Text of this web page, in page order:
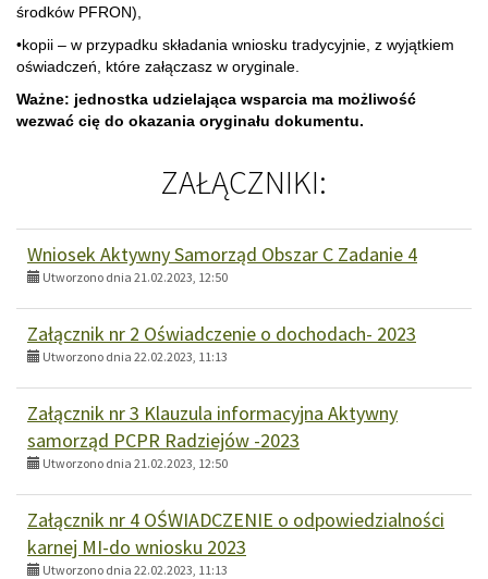
środków PFRON),
•kopii – w przypadku składania wniosku tradycyjnie, z wyjątkiem
oświadczeń, które załączasz w oryginale.
Ważne: jednostka udzielająca wsparcia ma możliwość
wezwać cię do okazania oryginału dokumentu.
ZAŁĄCZNIKI:
Wniosek Aktywny Samorząd Obszar C Zadanie 4
Utworzono dnia 21.02.2023, 12:50
Załącznik nr 2 Oświadczenie o dochodach- 2023
Utworzono dnia 22.02.2023, 11:13
Załącznik nr 3 Klauzula informacyjna Aktywny
samorząd PCPR Radziejów -2023
Utworzono dnia 21.02.2023, 12:50
Załącznik nr 4 OŚWIADCZENIE o odpowiedzialności
karnej MI-do wniosku 2023
Utworzono dnia 22.02.2023, 11:13